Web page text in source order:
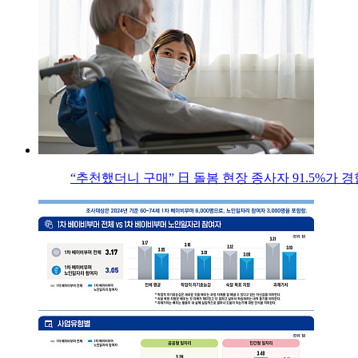
“추천했더니 구매” 日 돌봄 현장 종사자 91.5%가 경